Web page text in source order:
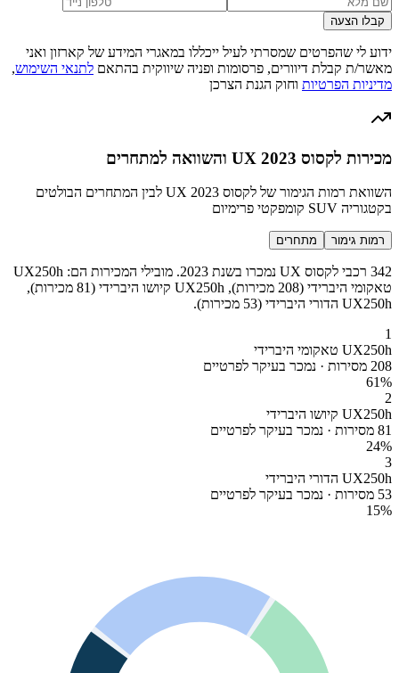
קבלו הצעה
ידוע לי שהפרטים שמסרתי לעיל ייכללו במאגרי המידע של קארזון ואני
מאשר/ת קבלת דיוורים, פרסומות ופניה שיווקית בהתאם לתנאי השימוש,
מדיניות הפרטיות וחוק הגנת הצרכן
מכירות לקסוס UX 2023 והשוואה למתחרים
השוואת רמות הגימור של לקסוס UX 2023 לבין המתחרים הבולטים
בקטגוריה SUV קומפקטי פרימיום
רמות גימור מתחרים
342 רכבי לקסוס UX נמכרו בשנת 2023. מובילי המכירות הם: UX250h
טאקומי היברידי (208 מכירות), UX250h קיושו היברידי (81 מכירות),
UX250h הדורי היברידי (53 מכירות).
1
UX250h טאקומי היברידי
208 מסירות · נמכר בעיקר לפרטיים
61%
2
UX250h קיושו היברידי
81 מסירות · נמכר בעיקר לפרטיים
24%
3
UX250h הדורי היברידי
53 מסירות · נמכר בעיקר לפרטיים
15%